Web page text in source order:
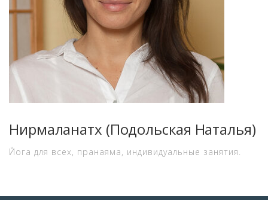
Нирмаланатх (Подольская Наталья)
Йога для всех, пранаяма, индивидуальные занятия.